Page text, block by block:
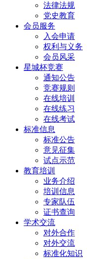
法律法规
党史教育
会员服务
入会申请
权利与义务
会员风采
星城杯竞赛
通知公告
竞赛规则
在线培训
在线练习
在线考试
标准信息
标准公告
意见征集
试点示范
教育培训
业务介绍
培训信息
专家队伍
证书查询
学术交流
对外合作
对外交流
标准化知识